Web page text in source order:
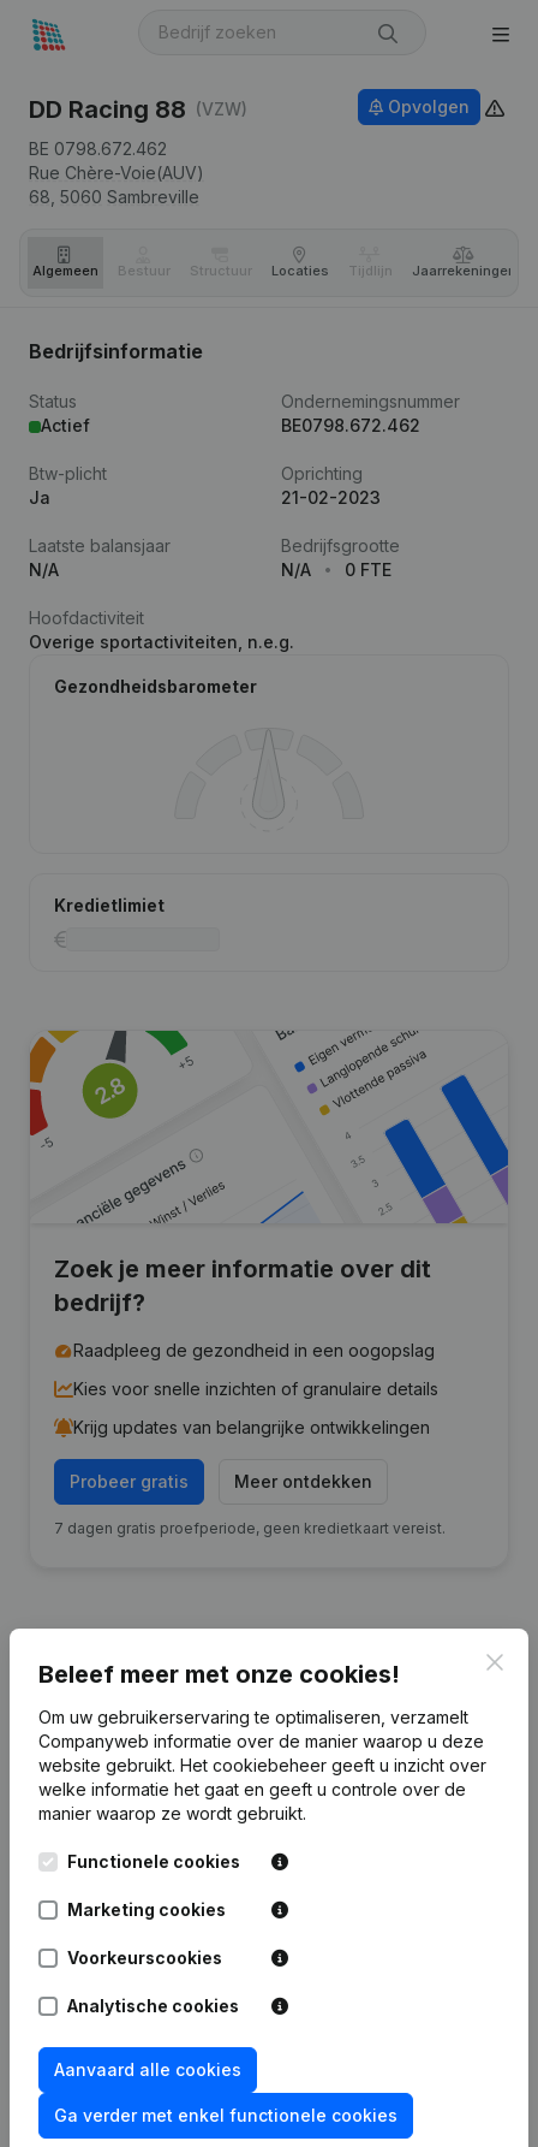
DD Racing 88 (VZW)
BE 0798.672.462
Rue Chère-Voie(AUV)
68, 5060 Sambreville
Opvolgen
Algemeen Bestuur Structuur Locaties Tijdlijn Jaar­rekeningen
Bedrijfsinformatie
Status
Actief
Ondernemingsnummer
BE0798.672.462
Btw-plicht
Ja
Oprichting
21-02-2023
Laatste balansjaar
N/A
Bedrijfsgrootte
N/A
0 FTE
Hoofdactiviteit
Overige sportactiviteiten, n.e.g.
Gezondheidsbarometer
Kredietlimiet
Zoek je meer informatie over dit
bedrijf?
Raadpleeg de gezondheid in een oogopslag
Kies voor snelle inzichten of granulaire details
Krijg updates van belangrijke ontwikkelingen
Probeer gratis Meer ontdekken
7 dagen gratis proefperiode, geen kredietkaart vereist.
Publicatiesvan DD Racing 88
Datum Publicatie
Rubriek Oprichting (Nieuwe
(FR)
Veelgestelde vragen
Wat is het btw-nummer van DD Racing 88?
Wat is het PEPPOL ID van DD Racing 88?
Beleef meer met onze cookies!
Om uw gebruikerservaring te optimaliseren, verzamelt
Companyweb informatie over de manier waarop u deze
website gebruikt. Het cookiebeheer geeft u inzicht over
welke informatie het gaat en geeft u controle over de
manier waarop ze wordt gebruikt.
Functionele cookies
Marketing cookies
Voorkeurscookies
Analytische cookies
Aanvaard alle cookies
Ga verder met enkel functionele cookies